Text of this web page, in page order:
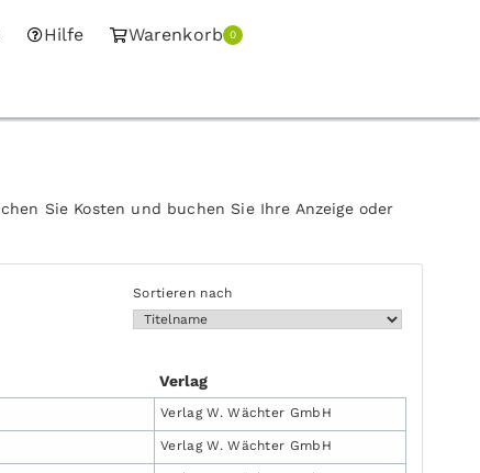
Hilfe Warenkorb 0
Sie Kosten und buchen Sie Ihre Anzeige oder
Sortieren nach
Verlag
Verlag W. Wächter GmbH
Verlag W. Wächter GmbH